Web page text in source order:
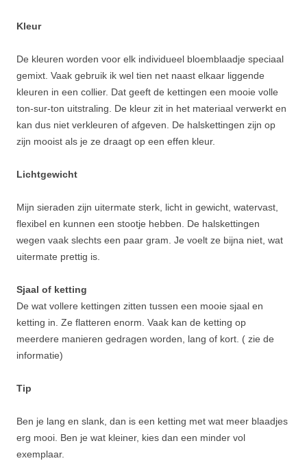
Kleur
De kleuren worden voor elk individueel bloemblaadje speciaal
gemixt. Vaak gebruik ik wel tien net naast elkaar liggende
kleuren in een collier. Dat geeft de kettingen een mooie volle
ton-sur-ton uitstraling. De kleur zit in het materiaal verwerkt en
kan dus niet verkleuren of afgeven. De halskettingen zijn op
zijn mooist als je ze draagt op een effen kleur.
Lichtgewicht
Mijn sieraden zijn uitermate sterk, licht in gewicht, watervast,
flexibel en kunnen een stootje hebben. De halskettingen
wegen vaak slechts een paar gram. Je voelt ze bijna niet, wat
uitermate prettig is.
Sjaal of ketting
De wat vollere kettingen zitten tussen een mooie sjaal en
ketting in. Ze flatteren enorm. Vaak kan de ketting op
meerdere manieren gedragen worden, lang of kort. ( zie de
informatie)
Tip
Ben je lang en slank, dan is een ketting met wat meer blaadjes
erg mooi. Ben je wat kleiner, kies dan een minder vol
exemplaar.